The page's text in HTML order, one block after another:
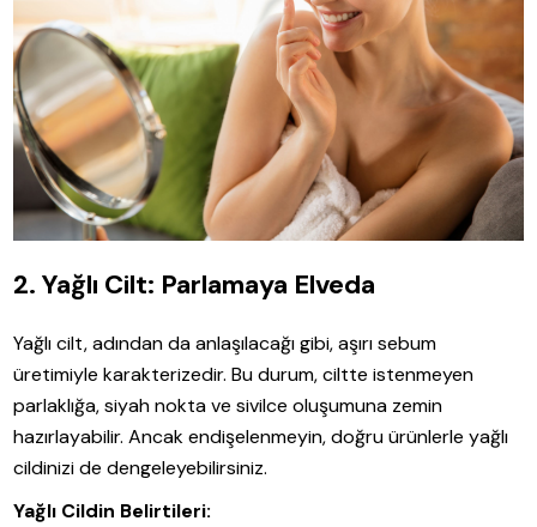
2. Yağlı Cilt: Parlamaya Elveda
Yağlı cilt, adından da anlaşılacağı gibi, aşırı sebum
üretimiyle karakterizedir. Bu durum, ciltte istenmeyen
parlaklığa, siyah nokta ve sivilce oluşumuna zemin
hazırlayabilir. Ancak endişelenmeyin, doğru ürünlerle yağlı
cildinizi de dengeleyebilirsiniz.
Yağlı Cildin Belirtileri: